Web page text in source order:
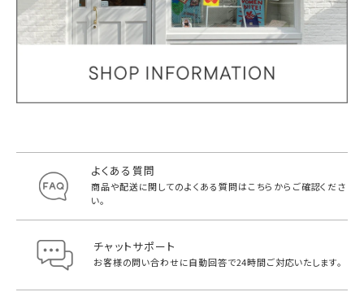
よくある質問
商品や配送に関してのよくある質問はこちらからご確認くださ
い。
チャットサポート
お客様の問い合わせに自動回答で24時間ご対応いたします。